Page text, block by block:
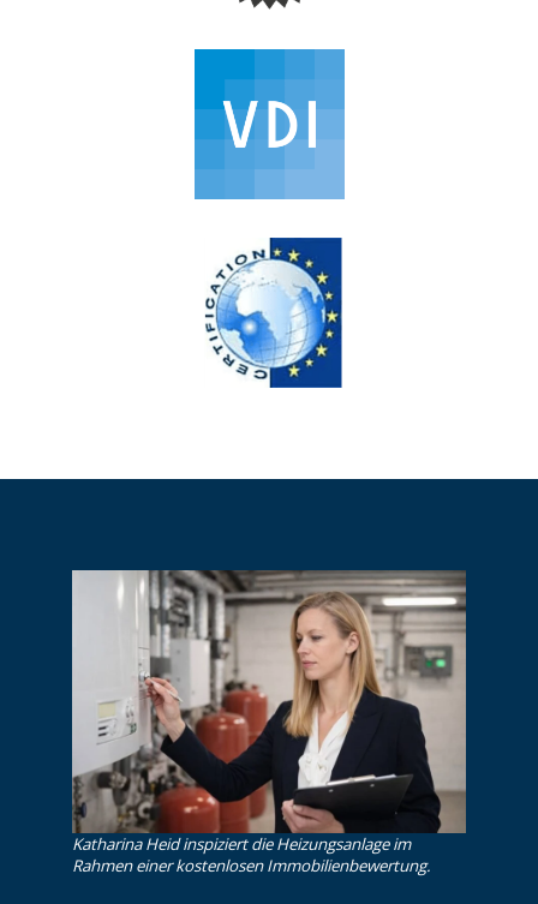
Katharina Heid inspiziert die Heizungsanlage im
Rahmen einer kostenlosen Im­mo­bi­li­en­be­wer­tung.